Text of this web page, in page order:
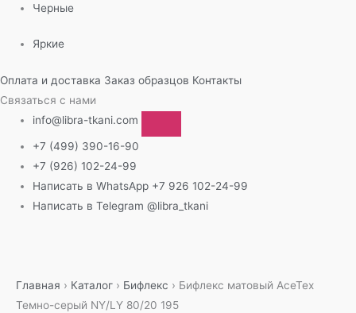
Черные
Яркие
Оплата и доставка Заказ образцов Контакты
Связаться с нами
info@libra-tkani.com
+7 (499) 390-16-90
+7 (926) 102-24-99
Написать в WhatsApp +7 926 102-24-99
Написать в Telegram @libra_tkani
содержимому
Главная › Каталог › Бифлекс › Бифлекс матовый AceTex
Темно-серый NY/LY 80/20 195